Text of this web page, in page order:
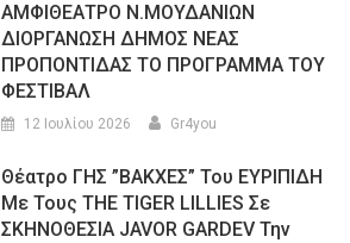
ΑΜΦΙΘΕΑΤΡΟ Ν.ΜΟΥΔΑΝΙΩΝ
ΔΙΟΡΓΑΝΩΣΗ ΔΗΜΟΣ ΝΕΑΣ
ΠΡΟΠΟΝΤΙΔΑΣ ΤΟ ΠΡΟΓΡΑΜΜΑ ΤΟΥ
ΦΕΣΤΙΒΑΛ
12 Ιουλίου 2026 Gr4you
Θέατρο ΓΗΣ ”ΒΑΚΧΕΣ” Του ΕΥΡΙΠΙΔΗ
Με Τους THE TIGER LILLIES Σε
ΣΚΗΝΟΘΕΣΙΑ JAVOR GARDEV Την